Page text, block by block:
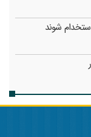
شوند